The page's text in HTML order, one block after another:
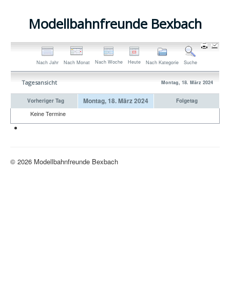
Modellbahnfreunde Bexbach
Nach Jahr Nach Monat Nach Woche Heute Nach Kategorie Suche
Tagesansicht Montag, 18. März 2024
Vorheriger Tag Montag, 18. März 2024 Folgetag
Keine Termine
© 2026 Modellbahnfreunde Bexbach